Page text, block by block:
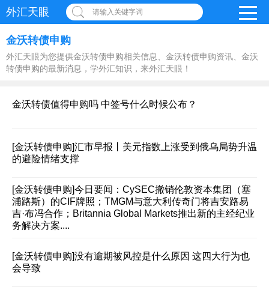
外汇天眼 请输入关键字词
金沃转债申购
外汇天眼为您提供金沃转债申购相关信息、金沃转债申购资讯、金沃
转债申购的最新消息，学外汇知识，来外汇天眼！
金沃转债值得申购吗 中签号什么时候公布？
[金沃转债申购]汇市早报丨美元指数上涨受到俄乌局势升温
的避险情绪支撑
[金沃转债申购]今日要闻：CySEC撤销伦敦资本集团（塞
浦路斯）的CIF牌照；TMGM与意大利传奇门将吉安路易
吉·布冯合作；Britannia Global Markets推出新的主经纪业
务解决方案....
[金沃转债申购]没有逾期被风控是什么原因 这四大行为也
会导致